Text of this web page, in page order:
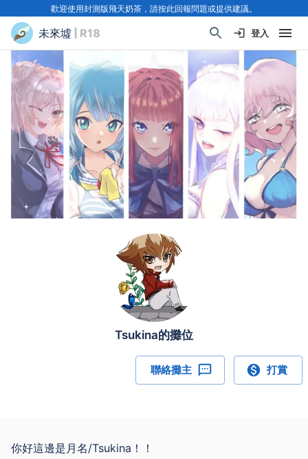
歡迎使用封測版飛天奶茶，請按此回報問題或提供建議。
未來墟 | R18 登入
Tsukina的攤位
聯絡攤主 打賞
你好這邊是月名/Tsukina！！